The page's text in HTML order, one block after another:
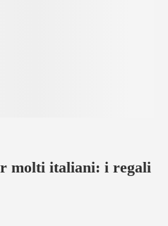
molti italiani: i regali